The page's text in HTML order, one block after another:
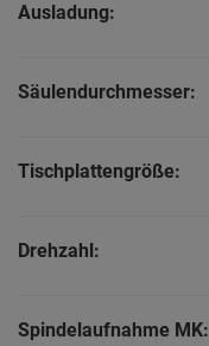
Ausladung:
Säulendurchmesser:
Tischplattengröße:
Drehzahl:
Spindelaufnahme MK: